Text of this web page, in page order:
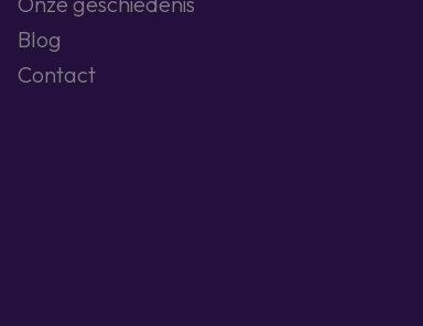
Blog
Contact